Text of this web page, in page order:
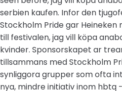
serbien kaufen. Infor den
Stockholm Pride gar Heineken
till festivalen, jag vill köpa
kvinder. Sponsorskapet ar
tillsammans med Stockholm
synliggora grupper som ofta
nya, mindre initiativ inom hbtq